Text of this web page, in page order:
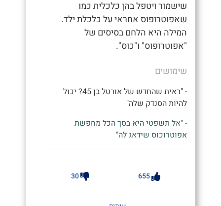
שישמור ויטפל בהן כלכלית כמו
שאפוטרופוס אחראי על כלכלת ילד.
המילה היא הלחם בסיסים של
"אפוטרופוס" ו"כוס".
שימושים
- "ראית שהחדש של אורטל בן 45? יכול
להיות הסנדק שלה"
- "אל תשפטי היא בסך הכל מחפשת
אפוטרוכוס שידאג לה"
655
30